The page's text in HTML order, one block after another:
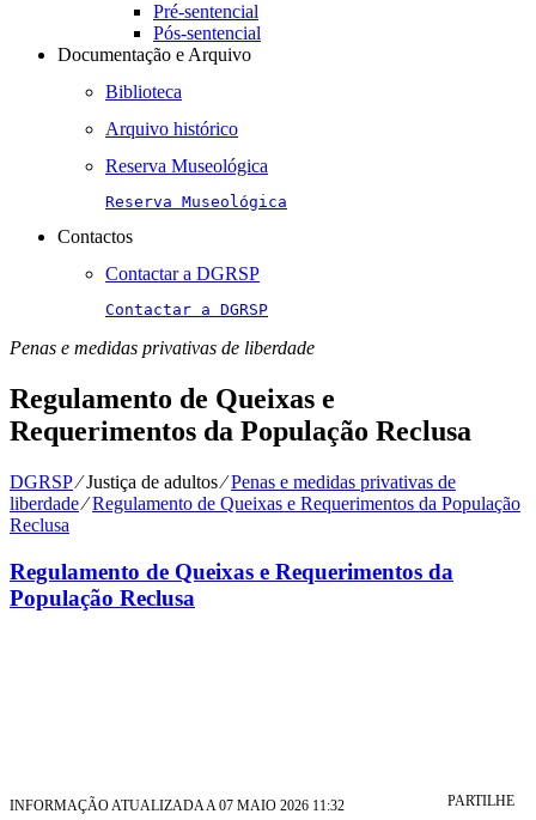
Pré-sentencial
Pós-sentencial
Documentação e Arquivo
Biblioteca
Arquivo histórico
Reserva Museológica
Reserva Museológica
Contactos
Contactar a DGRSP
Contactar a DGRSP
Penas e medidas privativas de liberdade
Regulamento de Queixas e
Requerimentos da População Reclusa
DGRSP⁄Justiça de adultos⁄Penas e medidas privativas de
liberdade⁄Regulamento de Queixas e Requerimentos da População
Reclusa
Regulamento de Queixas e Requerimentos da
População Reclusa
INFORMAÇÃO ATUALIZADA A 07 MAIO 2026 11:32 PARTILHE